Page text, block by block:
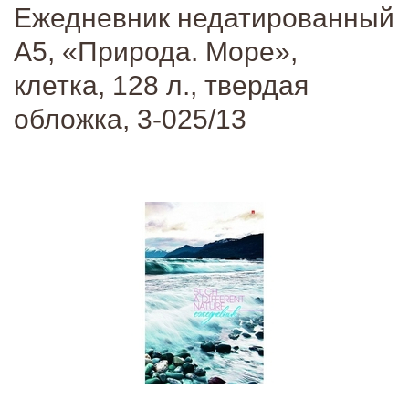
Ежедневник недатированный
А5, «Природа. Море»,
клетка, 128 л., твердая
обложка, 3-025/13